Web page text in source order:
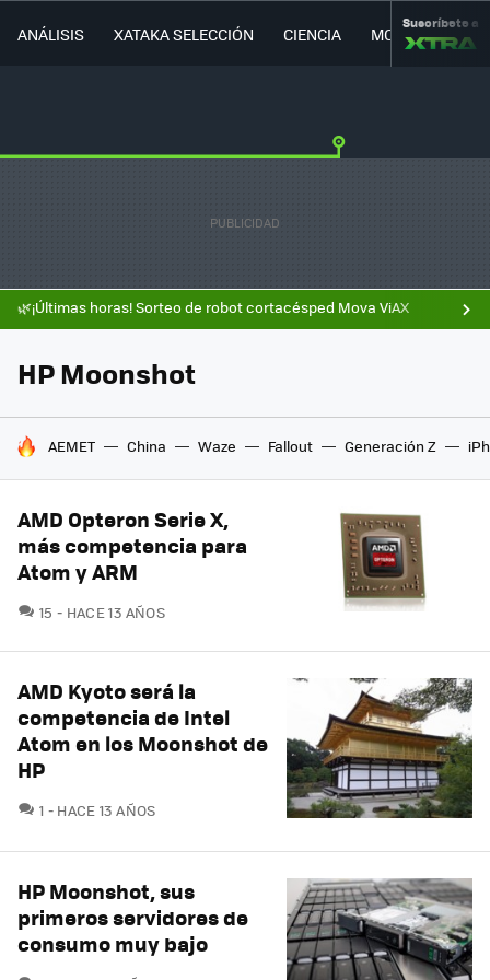
ANÁLISIS XATAKA SELECCIÓN CIENCIA MOVILIDAD
Suscríbete a
🌿¡Últimas horas! Sorteo de robot cortacésped Mova ViAX
HP Moonshot
HOY SE HABLA DE
AEMET China Waze Fallout Generación Z
AMD Opteron Serie X,
más competencia para
Atom y ARM
15 COMENTARIOS
HACE 13 AÑOS
AMD Kyoto será la
competencia de Intel
Atom en los Moonshot de
HP
1 COMENTARIOS
HACE 13 AÑOS
HP Moonshot, sus
primeros servidores de
consumo muy bajo